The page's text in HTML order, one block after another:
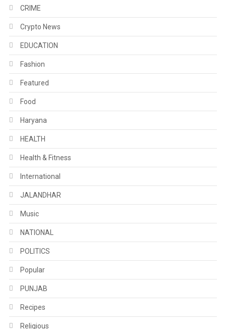
CRIME
Crypto News
EDUCATION
Fashion
Featured
Food
Haryana
HEALTH
Health & Fitness
International
JALANDHAR
Music
NATIONAL
POLITICS
Popular
PUNJAB
Recipes
Religious